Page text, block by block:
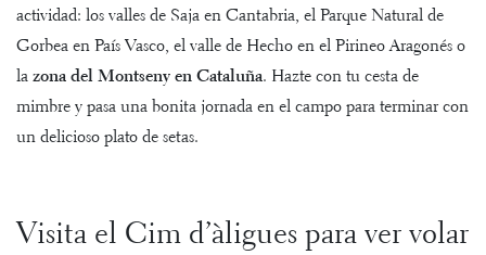
actividad: los valles de Saja en Cantabria, el Parque Natural de
Gorbea en País Vasco, el valle de Hecho en el Pirineo Aragonés o
la zona del Montseny en Cataluña. Hazte con tu cesta de
mimbre y pasa una bonita jornada en el campo para terminar con
un delicioso plato de setas.
Visita el Cim d’àligues para ver volar